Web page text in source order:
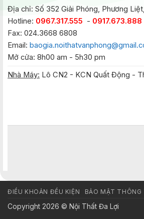
Địa chỉ: Số 352 Giải Phóng, Phương
Hotline: 0967.317.555 - 0917.673.888
Fax: 024.3668 6808
Email:
Mở cửa: 8h00 am - 5h30 pm
Nhà Máy: Lô CN2 - KCN Quất Động -
ĐIỀU KHOẢN ĐỀU KIỆN BẢO MẬT THÔNG
Copyright 2026 © Nội Thất Đa Lợi